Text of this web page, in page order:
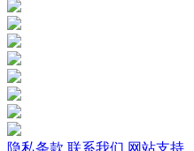
隐私条款 联系我们 网站支持